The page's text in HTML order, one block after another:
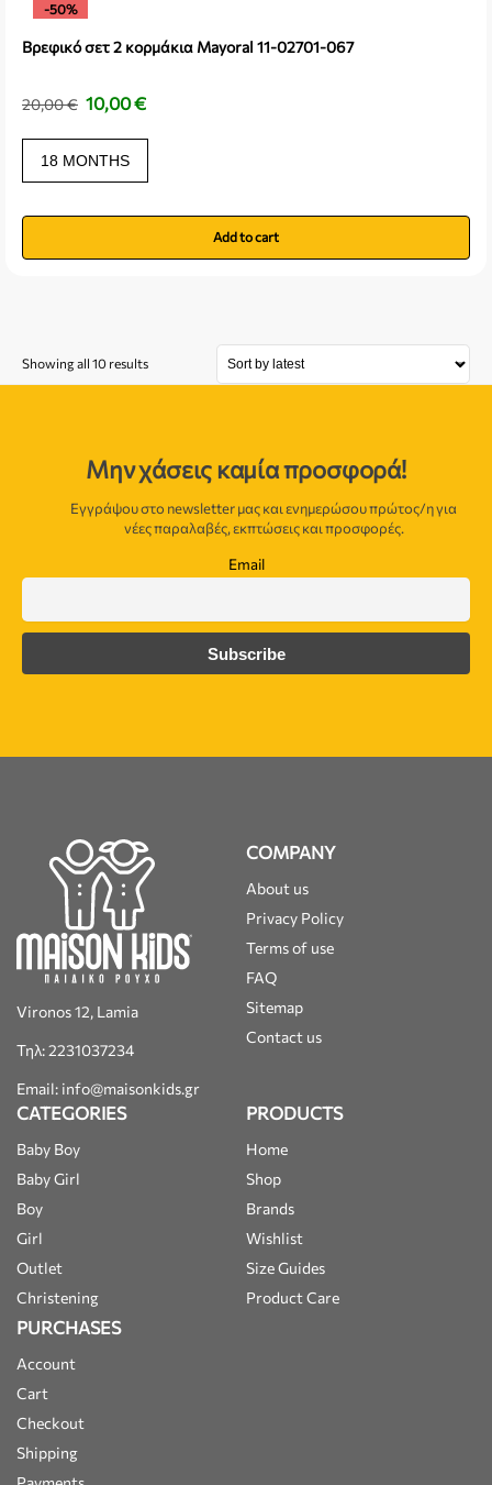
-50%
Βρεφικό σετ 2 κορμάκια Mayoral 11-02701-067
20,00€ 10,00€
18 MONTHS
Add to cart
Showing all 10 results
Μην χάσεις καμία προσφορά!
Εγγράψου στο newsletter μας και ενημερώσου πρώτος/η για
νέες παραλαβές, εκπτώσεις και προσφορές.
Email
Vironos 12, Lamia
Τηλ: 2231037234
Email: info@maisonkids.gr
COMPANY
About us
Privacy Policy
Terms of use
FAQ
Sitemap
Contact us
CATEGORIES
Baby Boy
Baby Girl
Boy
Girl
Outlet
Christening
PRODUCTS
Home
Shop
Brands
Wishlist
Size Guides
Product Care
PURCHASES
Account
Cart
Checkout
Shipping